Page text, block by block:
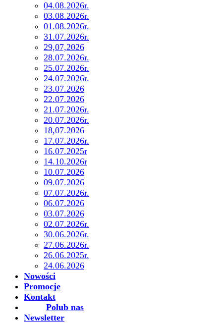
04.08.2026r.
03.08.2026r.
01.08.2026r.
31.07.2026r.
29,07,2026
28.07.2026r.
25.07.2026r.
24.07.2026r.
23.07.2026
22.07.2026
21.07.2026r.
20.07.2026r.
18,07.2026
17.07.2026r.
16.07.2025r
14.10.2026r
10.07.2026
09.07.2026
07.07.2026r.
06.07.2026
03.07.2026
02.07.2026r.
30.06.2026r.
27.06.2026r.
26.06.2025r.
24.06.2026
Nowości
Promocje
Kontakt
Polub nas
Newsletter